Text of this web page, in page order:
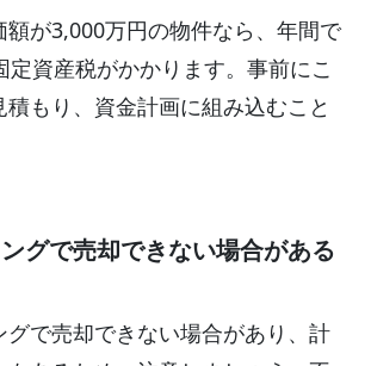
額が3,000万円の物件なら、年間で
定資産税がかかります。事前にこ
もり、資金計画に組み込むこと
グで売却できない場合がある
グで売却できない場合があり、計